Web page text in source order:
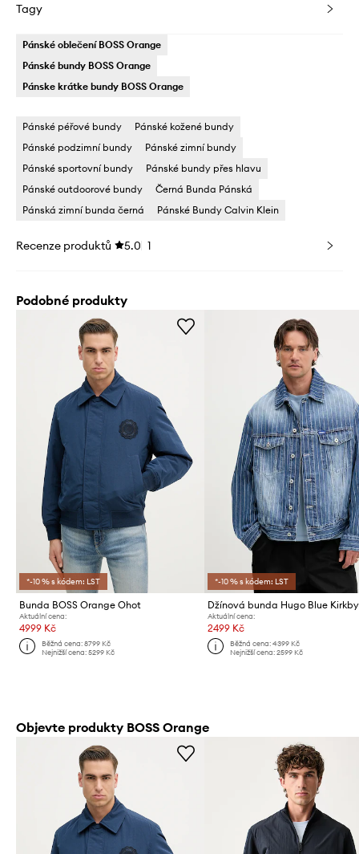
Tagy
Pánské oblečení BOSS Orange
Pánské bundy BOSS Orange
Pánske krátke bundy BOSS Orange
Pánské péřové bundy
Pánské kožené bundy
Pánské podzimní bundy
Pánské zimní bundy
Pánské sportovní bundy
Pánské bundy přes hlavu
Pánské outdoorové bundy
Černá Bunda Pánská
Pánská zimní bunda černá
Pánské Bundy Calvin Klein
Recenze produktů 5.0 1
Podobné produkty
*-10 % s kódem: LST
Bunda BOSS Orange Ohot
Aktuální cena:
4999 Kč
Běžná cena:8799 Kč
Nejnižší cena:5299 Kč
*-10 % s kódem: LST
Džínová bunda Hugo Blue Kirkby
Aktuální cena:
2499 Kč
Běžná cena: 4399 Kč
Nejnižší cena: 2599 Kč
Objevte produkty BOSS Orange